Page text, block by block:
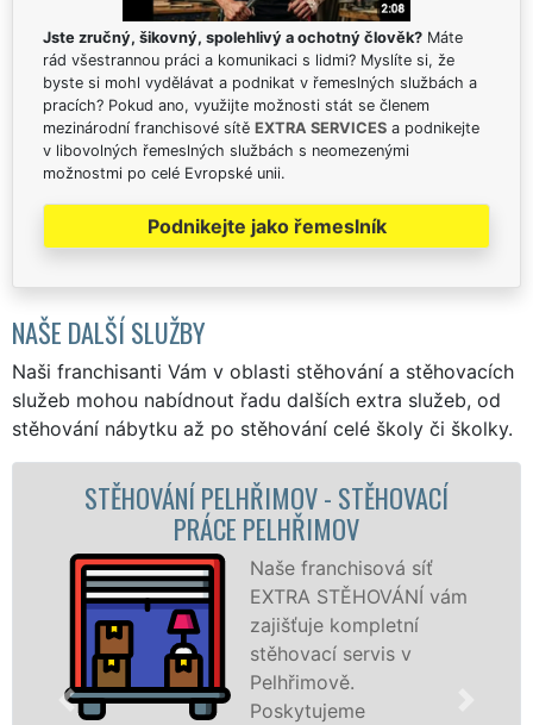
Jste zručný, šikovný, spolehlivý a ochotný člověk? Máte
rád všestrannou práci a komunikaci s lidmi? Myslíte si, že
byste si mohl vydělávat a podnikat v řemeslných službách a
pracích? Pokud ano, využijte možnosti stát se členem
mezinárodní franchisové sítě EXTRA SERVICES a podnikejte
v libovolných řemeslných službách s neomezenými
možnostmi po celé Evropské unii.
Podnikejte jako řemeslník
NAŠE DALŠÍ SLUŽBY
Naši franchisanti Vám v oblasti stěhování a stěhovacích
služeb mohou nabídnout řadu dalších extra služeb, od
stěhování nábytku až po stěhování celé školy či školky.
síť
vám
STĚHOVACÍ SLUŽBA
STĚHOVACÍ FIRMA